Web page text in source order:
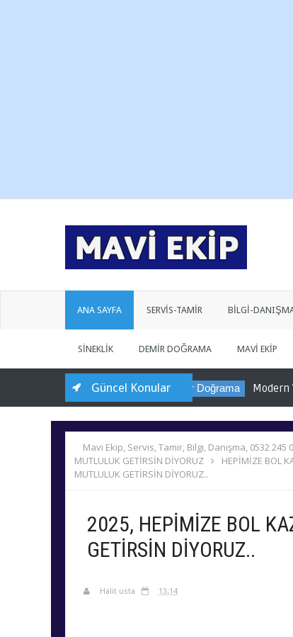
ANA SAYFA SERVİS-TAMİR BİLGİ-
SİNEKLİK DEMİR DOĞRAMA MAVİ EKİP
Güncel Konular
Demir Doğrama Modern Yapıların
Mavi Ekip, Servis, Tamir, Bilgi, Danışma, 0532 245
MUTLULUK GETİRSİN DİYORUZ
HEPİMİZE BOL
MUTLULUK GETİRSİN DİYORUZ..
2025, HEPİMİZE BOL
GETİRSİN DİYORUZ..
Halit usta 13:14